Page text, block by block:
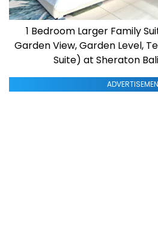
1 Bedroom Larger Family
Garden View, Garden Level,
Suite) at Sheraton